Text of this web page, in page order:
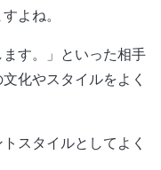
よね。
ます。」といった相手
化やスタイルをよく
スタイルとしてよく